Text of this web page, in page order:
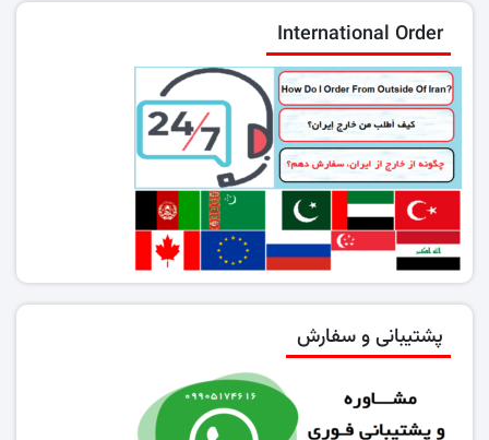
International Order
پشتیبانی و سفارش